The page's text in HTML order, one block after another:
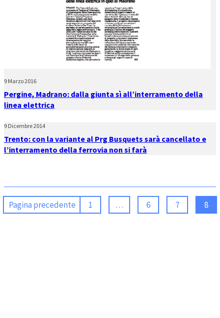
9 Marzo 2016
Pergine, Madrano: dalla giunta sì all’interramento della
linea elettrica
9 Dicembre 2014
Trento: con la variante al Prg Busquets sarà cancellato e
l’interramento della ferrovia non si farà
Pagina precedente 1 … 6 7 8